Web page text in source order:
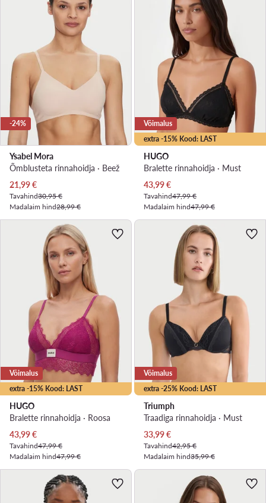
-24%
Ysabel Mora
Õmblusteta rinnahoidja · Beež
Praegune hind
21,99€
Tavahind30,95 €
Madalaim hind28,99 €
extra -15% Kood: LAST
Võimalus
HUGO
Bralette rinnahoidja · Must
Praegune hind
43,99€
Tavahind47,99 €
Madalaim hind47,99 €
extra -15% Kood: LAST
Võimalus
HUGO
Bralette rinnahoidja · Roosa
Praegune hind
43,99€
Tavahind47,99 €
Madalaim hind47,99 €
extra -25% Kood: LAST
Võimalus
Triumph
Traadiga rinnahoidja · Must
Praegune hind
33,99€
Tavahind42,95 €
Madalaim hind35,99 €